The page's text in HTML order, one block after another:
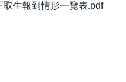
取生報到情形一覽表.pdf